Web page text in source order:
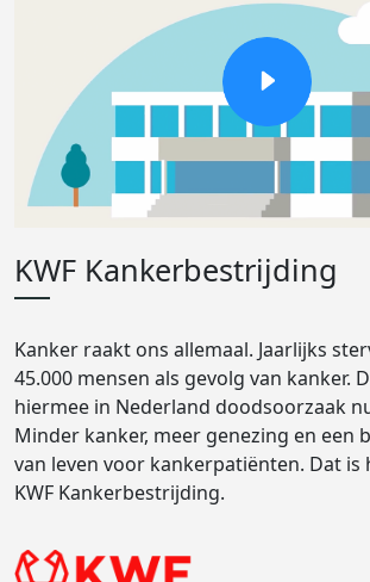
KWF Kankerbestrijding
Kanker raakt ons allemaal. Jaarlijks
45.000 mensen als gevolg van kanker.
hiermee in Nederland doodsoorzaak
Minder kanker, meer genezing en een
van leven voor kankerpatiënten. Dat is
KWF Kankerbestrijding.